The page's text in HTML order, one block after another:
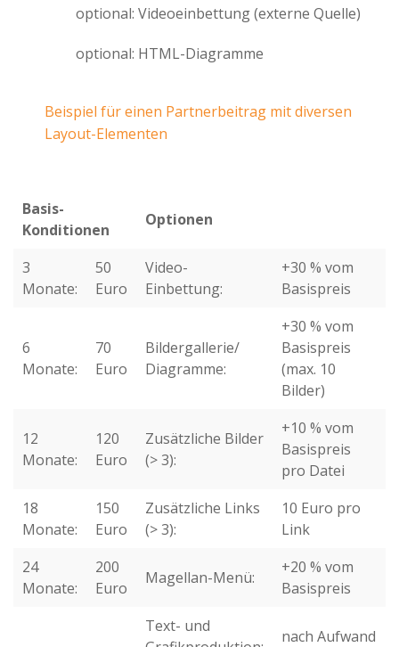
optional: Videoeinbettung (externe Quelle)
optional: HTML-Diagramme
Beispiel für einen Partnerbeitrag mit diversen
Layout-Elementen
Basis-
Konditionen
Optionen
3
Monate:
50
Euro
Video-
Einbettung:
+30 % vom
Basispreis
6
Monate:
70
Euro
Bildergallerie/
Diagramme:
+30 % vom
Basispreis
(max. 10
Bilder)
12
Monate:
120
Euro
Zusätzliche Bilder
(> 3):
+10 % vom
Basispreis
pro Datei
18
Monate:
150
Euro
Zusätzliche Links
(> 3):
10 Euro pro
Link
24
Monate:
200
Euro
Magellan-Menü:
+20 % vom
Basispreis
Text- und
nach Aufwand